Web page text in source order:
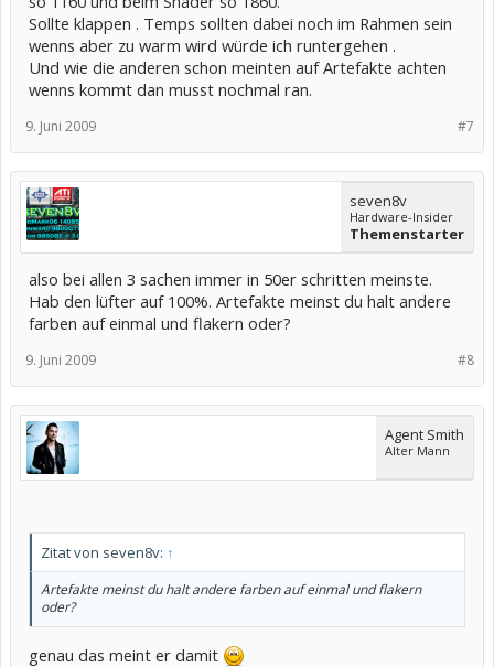
Sollte klappen . Temps sollten dabei noch im Rahmen sein
wenns aber zu warm wird würde ich runtergehen .
Und wie die anderen schon meinten auf Artefakte achten
wenns kommt dan musst nochmal ran.
#7
9. Juni 2009
seven8v
Hardware-Insider
Themenstarter
also bei allen 3 sachen immer in 50er schritten meinste.
Hab den lüfter auf 100%. Artefakte meinst du halt andere
farben auf einmal und flakern oder?
#8
9. Juni 2009
Agent Smith
Alter Mann
Zitat von seven8v: ↑
Artefakte meinst du halt andere farben auf einmal und flakern
oder?
genau das meint er damit